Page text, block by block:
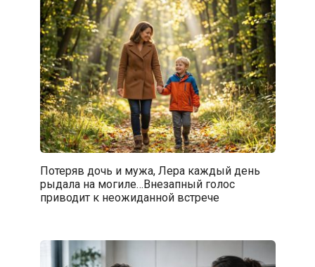
Потеряв дочь и мужа, Лера каждый день
рыдала на могиле…Внезапный голос
приводит к неожиданной встрече